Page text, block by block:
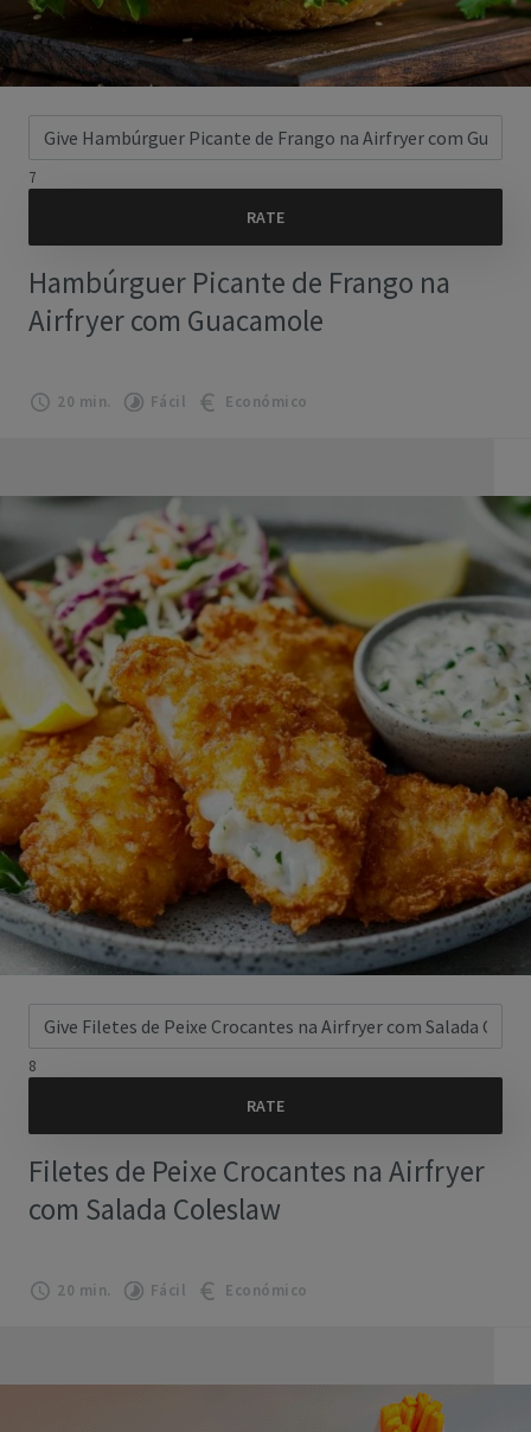
7
Hambúrguer Picante de Frango na
Airfryer com Guacamole
20 min. Fácil Económico
8
Filetes de Peixe Crocantes na Airfryer
com Salada Coleslaw
20 min. Fácil Económico